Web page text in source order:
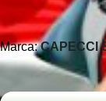
Marca:CAPECCI